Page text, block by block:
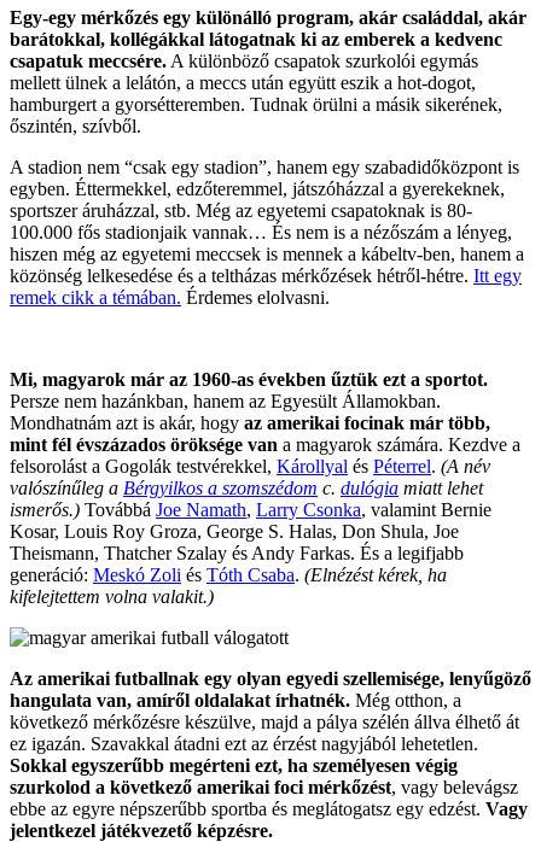
Egy-egy mérkőzés egy különálló program, akár családdal, akár
barátokkal, kollégákkal látogatnak ki az emberek a kedvenc
csapatuk meccsére. A különböző csapatok szurkolói egymás
mellett ülnek a lelátón, a meccs után együtt eszik a hot-dogot,
hamburgert a gyorsétteremben. Tudnak örülni a másik sikerének,
őszintén, szívből.
A stadion nem “csak egy stadion”, hanem egy szabadidőközpont is
egyben. Éttermekkel, edzőteremmel, játszóházzal a gyerekeknek,
sportszer áruházzal, stb. Még az egyetemi csapatoknak is 80-
100.000 fős stadionjaik vannak… És nem is a nézőszám a lényeg,
hiszen még az egyetemi meccsek is mennek a kábeltv-ben, hanem a
közönség lelkesedése és a teltházas mérkőzések hétről-hétre. Itt egy
remek cikk a témában. Érdemes elolvasni.
Mi, magyarok már az 1960-as években űztük ezt a sportot.
Persze nem hazánkban, hanem az Egyesült Államokban.
Mondhatnám azt is akár, hogy az amerikai focinak már több,
mint fél évszázados öröksége van a magyarok számára. Kezdve a
felsorolást a Gogolák testvérekkel, Károllyal és Péterrel. (A név
valószínűleg a Bérgyilkos a szomszédom c. dulógia miatt lehet
ismerős.) Továbbá Joe Namath, Larry Csonka, valamint Bernie
Kosar, Louis Roy Groza, George S. Halas, Don Shula, Joe
Theismann, Thatcher Szalay és Andy Farkas. És a legifjabb
generáció: Meskó Zoli és Tóth Csaba. (Elnézést kérek, ha
kifelejtettem volna valakit.)
Az amerikai futballnak egy olyan egyedi szellemisége, lenyűgöző
hangulata van, amíről oldalakat írhatnék. Még otthon, a
következő mérkőzésre készülve, majd a pálya szélén állva élhető át
ez igazán. Szavakkal átadni ezt az érzést nagyjából lehetetlen.
Sokkal egyszerűbb megérteni ezt, ha személyesen végig
szurkolod a következő amerikai foci mérkőzést, vagy belevágsz
ebbe az egyre népszerűbb sportba és meglátogatsz egy edzést. Vagy
jelentkezel játékvezető képzésre.